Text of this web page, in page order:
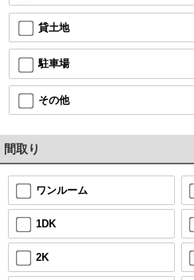
貸土地
駐車場
その他
間取り
ワンルーム
1DK
2K